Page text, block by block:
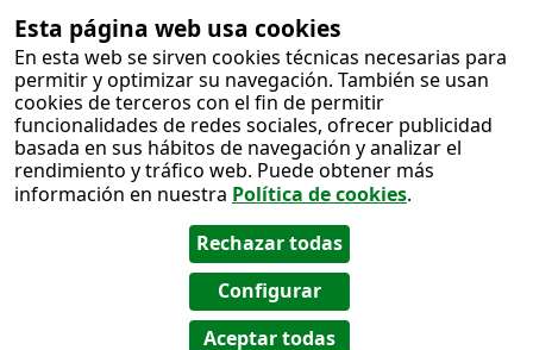
Esta página web usa cookies
En esta web se sirven cookies técnicas necesarias para
permitir y optimizar su navegación. También se usan
cookies de terceros con el fin de permitir
funcionalidades de redes sociales, ofrecer publicidad
basada en sus hábitos de navegación y analizar el
rendimiento y tráfico web. Puede obtener más
información en nuestra Política de cookies.